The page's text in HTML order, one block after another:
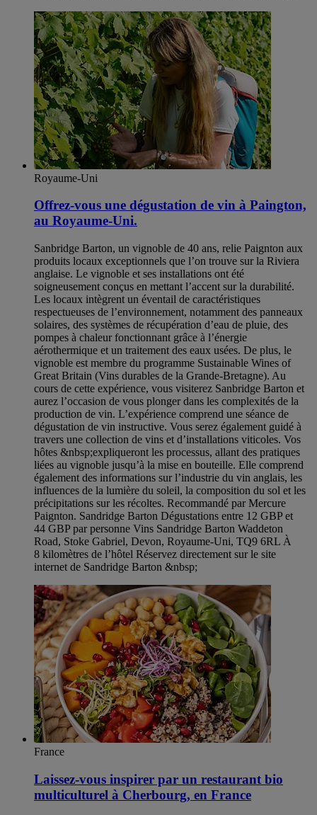
Royaume-Uni
Offrez-vous une dégustation de vin à Paington,
au Royaume-Uni.
Sanbridge Barton, un vignoble de 40 ans, relie Paignton aux
produits locaux exceptionnels que l’on trouve sur la Riviera
anglaise. Le vignoble et ses installations ont été
soigneusement conçus en mettant l’accent sur la durabilité.
Les locaux intègrent un éventail de caractéristiques
respectueuses de l’environnement, notamment des panneaux
solaires, des systèmes de récupération d’eau de pluie, des
pompes à chaleur fonctionnant grâce à l’énergie
aérothermique et un traitement des eaux usées. De plus, le
vignoble est membre du programme Sustainable Wines of
Great Britain (Vins durables de la Grande-Bretagne). Au
cours de cette expérience, vous visiterez Sanbridge Barton et
aurez l’occasion de vous plonger dans les complexités de la
production de vin. L’expérience comprend une séance de
dégustation de vin instructive. Vous serez également guidé à
travers une collection de vins et d’installations viticoles. Vos
hôtes &nbsp;expliqueront les processus, allant des pratiques
liées au vignoble jusqu’à la mise en bouteille. Elle comprend
également des informations sur l’industrie du vin anglais, les
influences de la lumière du soleil, la composition du sol et les
précipitations sur les récoltes. Recommandé par Mercure
Paignton. Sandridge Barton Dégustations entre 12 GBP et
44 GBP par personne Vins Sandridge Barton Waddeton
Road, Stoke Gabriel, Devon, Royaume-Uni, TQ9 6RL À
8 kilomètres de l’hôtel Réservez directement sur le site
internet de Sandridge Barton &nbsp;
France
Laissez-vous inspirer par un restaurant bio
multiculturel à Cherbourg, en France